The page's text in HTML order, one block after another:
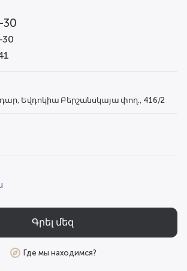
30
30
Եվդոկիա Բերշանսկայա փող., 416/2
Գրել մեզ
Где мы находимся?